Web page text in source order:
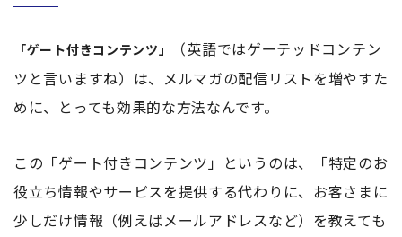
「ゲート付きコンテンツ」
（英語ではゲーテッドコンテン
ツと言いますね）は、メルマガの配信リストを増やすた
めに、とっても効果的な方法なんです。
この「ゲート付きコンテンツ」というのは、「特定のお
役立ち情報やサービスを提供する代わりに、お客さまに
少しだけ情報（例えばメールアドレスなど）を教えても